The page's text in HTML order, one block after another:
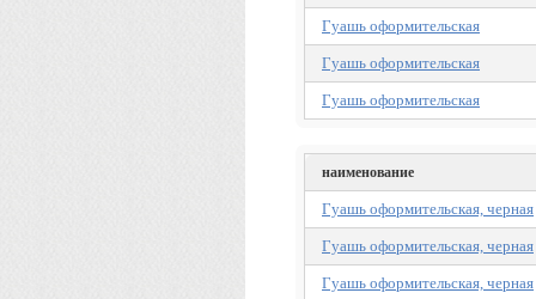
Гуашь оформительская
Гуашь оформительская
Гуашь оформительская
наименование
Гуашь оформительская, черная
Гуашь оформительская, черная
Гуашь оформительская, черная